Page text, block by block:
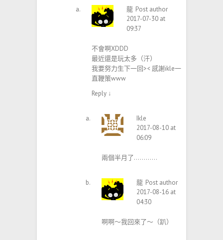
龍 Post author
2017-07-30 at
09:37
不會啊XDDD
最近還是玩太多（汗）
我要努力生下一回>< 感謝ikle一
直鞭策www
Reply ↓
Ikle
2017-08-10 at
06:09
兩個半月了…………
龍 Post author
2017-08-16 at
04:30
啊啊～我回來了～（趴）